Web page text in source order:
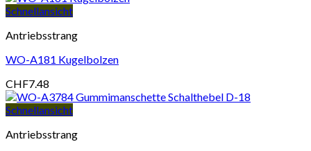
Schnellansicht
Antriebsstrang
WO-A181 Kugelbolzen
CHF7.48
Schnellansicht
Antriebsstrang